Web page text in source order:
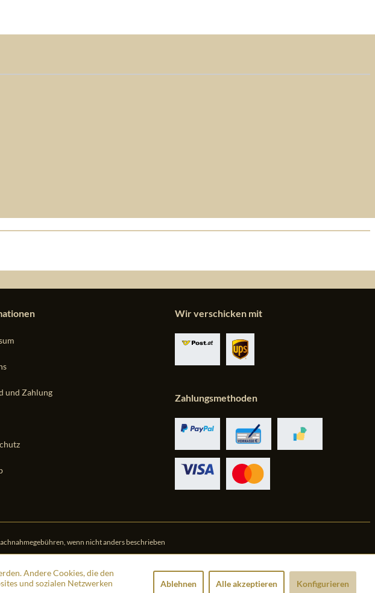
und Zahlung
Wir verschicken mit
Zahlungsmethoden
wenn nicht anders beschrieben
Andere Cookies, die den
und sozialen Netzwerken
Ablehnen Alle akzeptieren Konfigurieren